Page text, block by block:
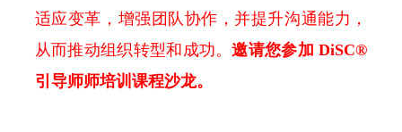
适应变革，增强团队协作，并提升沟通能力，
从而推动组织转型和成功。邀请您参加 DiSC®
引导师师培训课程沙龙。